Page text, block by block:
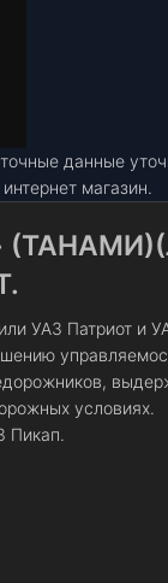
данные
магазин.
УАЗ Патриот и
условиях.
Пикап.